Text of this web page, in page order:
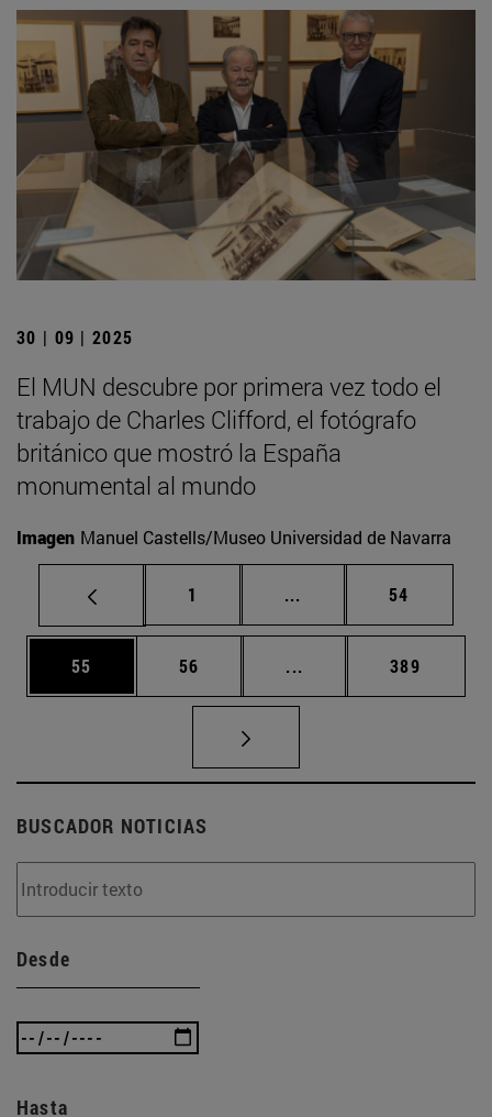
30 | 09 | 2025
El MUN descubre por primera vez todo el
trabajo de Charles Clifford, el fotógrafo
británico que mostró la España
monumental al mundo
Imagen Manuel Castells/Museo Universidad de Navarra
Página
1 ... Páginas intermedias
Página
54
Página
55 Página
56 ... Páginas intermedias
Página
389
BUSCADOR NOTICIAS
Desde
Hasta